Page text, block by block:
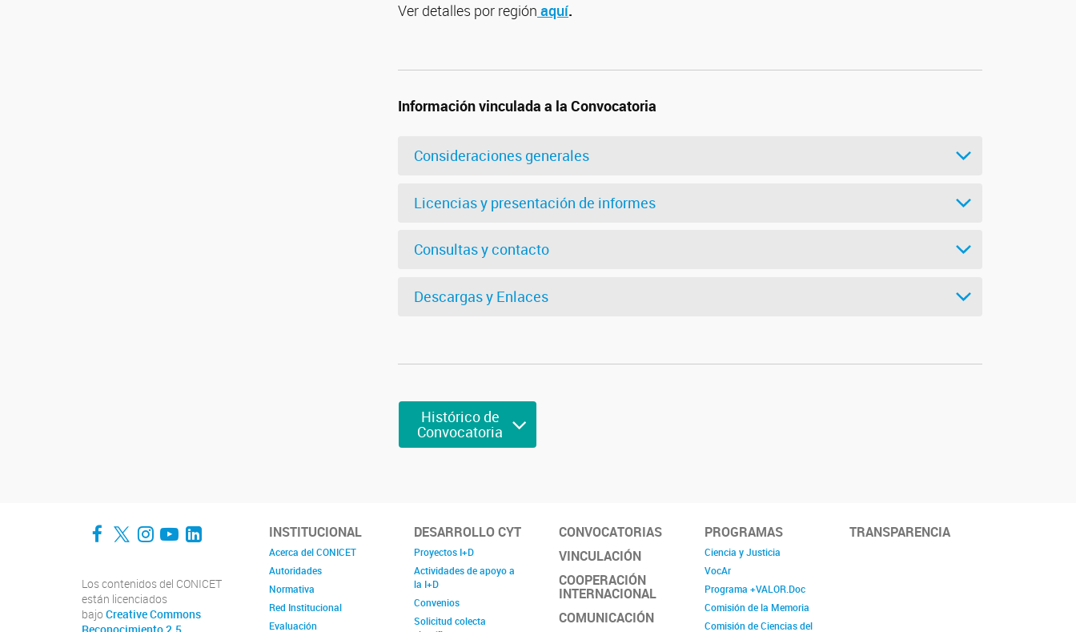
Ver detalles por región aquí.
Información vinculada a la Convocatoria
Consideraciones generales
Licencias y presentación de informes
Consultas y contacto
Descargas y Enlaces
Histórico de
Convocatoria
Facebook
Twitter
Instagram
YouTube
LinkedIn
Los contenidos del CONICET
están licenciados
bajo Creative Commons
INSTITUCIONAL
Acerca del CONICET
Autoridades
Normativa
Red Institucional
Evaluación
DESARROLLO CYT
Proyectos I+D
Actividades de apoyo a
la I+D
Convenios
Solicitud colecta
CONVOCATORIAS
VINCULACIÓN
COOPERACIÓN
INTERNACIONAL
COMUNICACIÓN
PROGRAMAS
Ciencia y Justicia
VocAr
Programa +VALOR.Doc
Comisión de la Memoria
Comisión de Ciencias del
TRANSPARENCIA